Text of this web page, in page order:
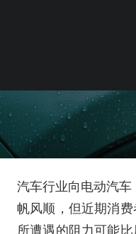
汽车行业向电动汽
帆风顺，但近期消
所遭遇的阻力可能